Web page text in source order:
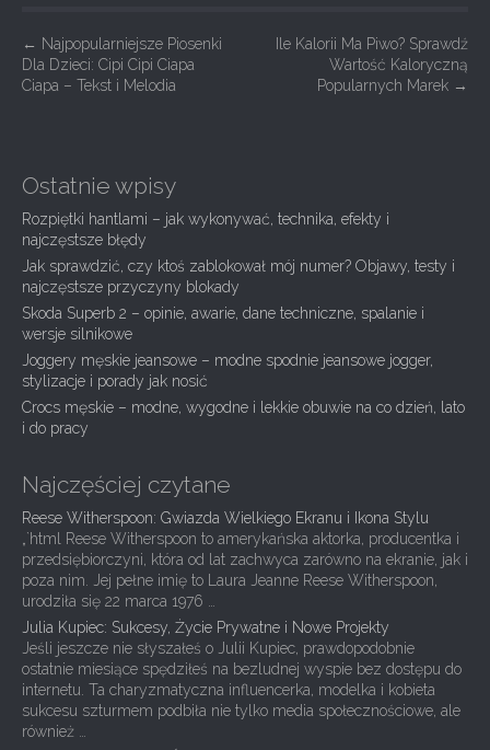
P
o
n
a
v
i
g
a
t
i
o
← Najpopularniejsze Piosenki
Dla Dzieci: Cipi Cipi Ciapa
Ciapa – Tekst i Melodia
Ile Kalorii Ma Piwo? Sprawdź
Wartość Kaloryczną
Popularnych Marek →
Ostatnie wpisy
Rozpiętki hantlami – jak wykonywać, technika, efekty i
najczęstsze błędy
Jak sprawdzić, czy ktoś zablokował mój numer? Objawy, testy i
najczęstsze przyczyny blokady
Skoda Superb 2 – opinie, awarie, dane techniczne, spalanie i
wersje silnikowe
Joggery męskie jeansowe – modne spodnie jeansowe jogger,
stylizacje i porady jak nosić
Crocs męskie – modne, wygodne i lekkie obuwie na co dzień, lato
i do pracy
Najczęściej czytane
Reese Witherspoon: Gwiazda Wielkiego Ekranu i Ikona Stylu
„`html Reese Witherspoon to amerykańska aktorka, producentka i
przedsiębiorczyni, która od lat zachwyca zarówno na ekranie, jak i
poza nim. Jej pełne imię to Laura Jeanne Reese Witherspoon,
urodziła się 22 marca 1976 …
Julia Kupiec: Sukcesy, Życie Prywatne i Nowe Projekty
Jeśli jeszcze nie słyszałeś o Julii Kupiec, prawdopodobnie
ostatnie miesiące spędziłeś na bezludnej wyspie bez dostępu do
internetu. Ta charyzmatyczna influencerka, modelka i kobieta
sukcesu szturmem podbiła nie tylko media społecznościowe, ale
również …